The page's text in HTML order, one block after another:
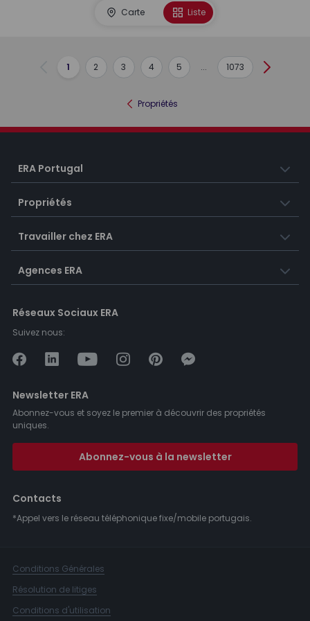
Carte Liste
Précédent
1 2 3 4 5 ... 1073 Suivant
Propriétés
ERA Portugal
Propriétés
Travailler chez ERA
Agences ERA
Réseaux Sociaux ERA
Suivez nous:
Newsletter ERA
Abonnez-vous et soyez le premier à découvrir des propriétés
uniques.
Abonnez-vous à la newsletter
Contacts
*Appel vers le réseau téléphonique fixe/mobile portugais.
Conditions Générales
Résolution de litiges
Conditions d'utilisation